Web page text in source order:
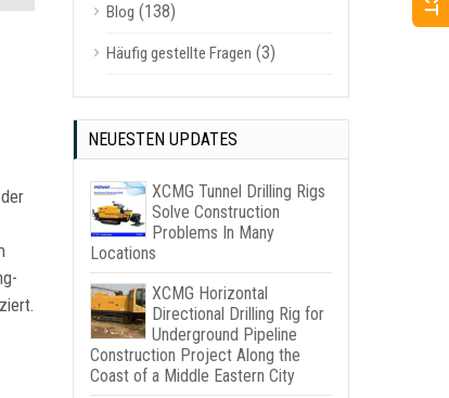
Blog (138)
Häufig gestellte Fragen (3)
NEUESTEN UPDATES
XCMG Tunnel Drilling Rigs
Solve Construction
Problems In Many
Locations
XCMG Horizontal
Directional Drilling Rig for
Underground Pipeline
Construction Project Along the
Coast of a Middle Eastern City